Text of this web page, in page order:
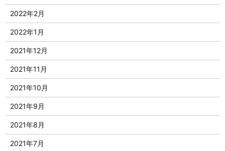
2022年2月
2022年1月
2021年12月
2021年11月
2021年10月
2021年9月
2021年8月
2021年7月